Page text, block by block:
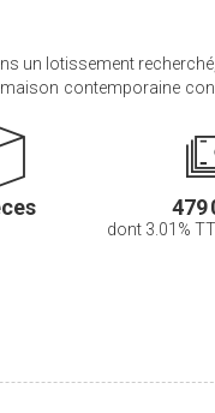
un lotissement
contemporaine
de 46 m², une
salle de bains et dressing
vous profiterez d'une
479
dont 3.01%